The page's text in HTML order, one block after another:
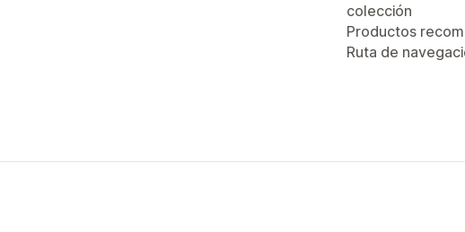
colección
Productos
Ruta de